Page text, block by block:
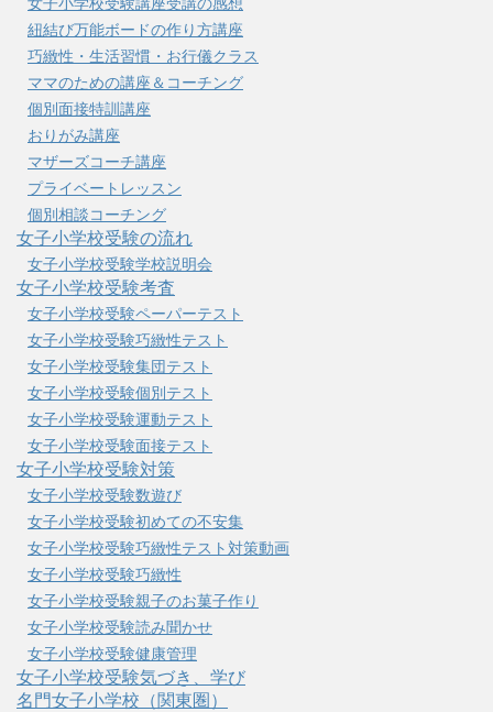
紐結び万能ボードの作り方講座
巧緻性・生活習慣・お行儀クラス
ママのための講座＆コーチング
個別面接特訓講座
おりがみ講座
マザーズコーチ講座
プライベートレッスン
個別相談コーチング
女子小学校受験の流れ
女子小学校受験学校説明会
女子小学校受験考査
女子小学校受験ペーパーテスト
女子小学校受験巧緻性テスト
女子小学校受験集団テスト
女子小学校受験個別テスト
女子小学校受験運動テスト
女子小学校受験面接テスト
女子小学校受験対策
女子小学校受験数遊び
女子小学校受験初めての不安集
女子小学校受験巧緻性テスト対策動画
女子小学校受験巧緻性
女子小学校受験親子のお菓子作り
女子小学校受験読み聞かせ
女子小学校受験健康管理
女子小学校受験気づき、学び
名門女子小学校（関東圏）